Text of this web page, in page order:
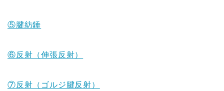
⑤腱紡錘
⑥反射（伸張反射）
⑦反射（ゴルジ腱反射）